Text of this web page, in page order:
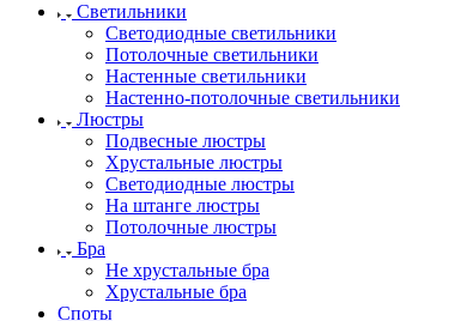
Светильники
Светодиодные светильники
Потолочные светильники
Настенные светильники
Настенно-потолочные светильники
Люстры
Подвесные люстры
Хрустальные люстры
Светодиодные люстры
На штанге люстры
Потолочные люстры
Бра
Не хрустальные бра
Хрустальные бра
Споты